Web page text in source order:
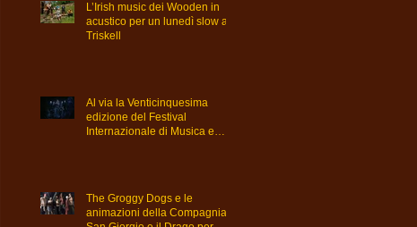
L’Irish music dei Wooden in
acustico per un lunedì slow al
Triskell
Al via la Venticinquesima
edizione del Festival
Internazionale di Musica e
The Groggy Dogs e le
animazioni della Compagnia